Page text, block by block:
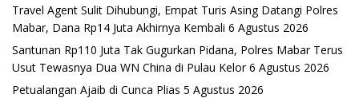
Travel Agent Sulit Dihubungi, Empat Turis Asing Datangi Polres
Mabar, Dana Rp14 Juta Akhirnya Kembali 6 Agustus 2026
Santunan Rp110 Juta Tak Gugurkan Pidana, Polres Mabar Terus
Usut Tewasnya Dua WN China di Pulau Kelor 6 Agustus 2026
Petualangan Ajaib di Cunca Plias 5 Agustus 2026